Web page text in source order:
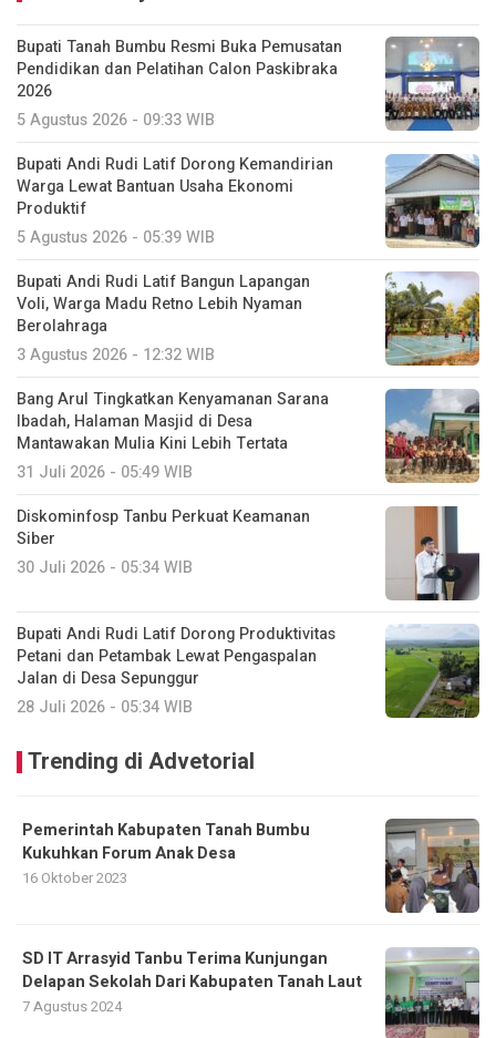
Bupati Tanah Bumbu Resmi Buka Pemusatan
Pendidikan dan Pelatihan Calon Paskibraka
2026
5 Agustus 2026 - 09:33 WIB
Bupati Andi Rudi Latif Dorong Kemandirian
Warga Lewat Bantuan Usaha Ekonomi
Produktif
5 Agustus 2026 - 05:39 WIB
Bupati Andi Rudi Latif Bangun Lapangan
Voli, Warga Madu Retno Lebih Nyaman
Berolahraga
3 Agustus 2026 - 12:32 WIB
Bang Arul Tingkatkan Kenyamanan Sarana
Ibadah, Halaman Masjid di Desa
Mantawakan Mulia Kini Lebih Tertata
31 Juli 2026 - 05:49 WIB
Diskominfosp Tanbu Perkuat Keamanan
Siber
30 Juli 2026 - 05:34 WIB
Bupati Andi Rudi Latif Dorong Produktivitas
Petani dan Petambak Lewat Pengaspalan
Jalan di Desa Sepunggur
28 Juli 2026 - 05:34 WIB
Trending di Advetorial
Pemerintah Kabupaten Tanah Bumbu
Kukuhkan Forum Anak Desa
16 Oktober 2023
SD IT Arrasyid Tanbu Terima Kunjungan
Delapan Sekolah Dari Kabupaten Tanah Laut
7 Agustus 2024